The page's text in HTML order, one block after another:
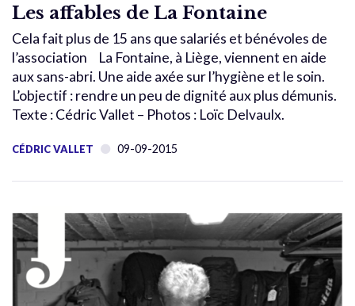
Les affables de La Fontaine
Cela fait plus de 15 ans que salariés et bénévoles de
l’association La Fontaine, à Liège, viennent en aide
aux sans-abri. Une aide axée sur l’hygiène et le soin.
L’objectif : rendre un peu de dignité aux plus démunis.
Texte : Cédric Vallet – Photos : Loïc Delvaulx.
CÉDRIC VALLET 09-09-2015